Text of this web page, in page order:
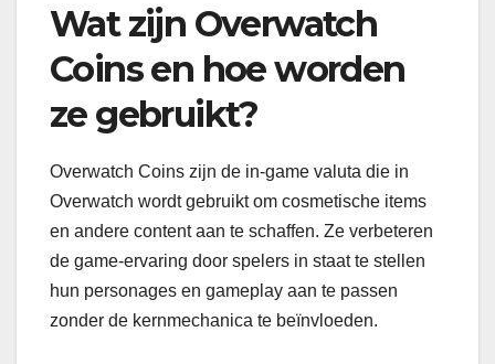
Wat zijn Overwatch
Coins en hoe worden
ze gebruikt?
Overwatch Coins zijn de in-game valuta die in
Overwatch wordt gebruikt om cosmetische items
en andere content aan te schaffen. Ze verbeteren
de game-ervaring door spelers in staat te stellen
hun personages en gameplay aan te passen
zonder de kernmechanica te beïnvloeden.